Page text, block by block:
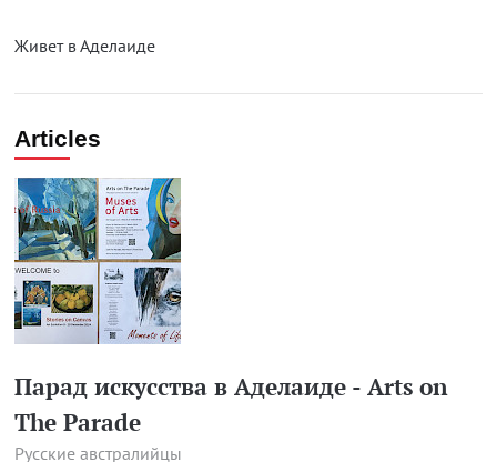
Живет в Аделаиде
Articles
Парад искусства в Аделаиде - Arts on
The Parade
Русские австралийцы